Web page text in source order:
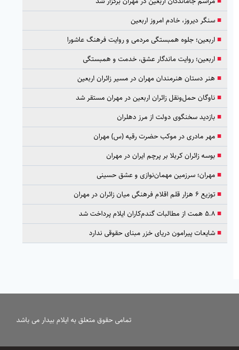
■سنگر دیروز، خادم امروز اربعین
■ اربعین؛ جلوه همبستگی مردمی و روایت فرهنگ عاشورا
■ اربعین؛ روایت ماندگار عشق، خدمت و همبستگی
■ هنر دستان هنرمندان مهران در مسیر زائران اربعین
■ناوگان حمل‌ونقل زائران اربعین در مهران مستقر شد
■بازدید سخنگوی دولت از مرز دهلران
■مهر مادری در موکب حضرت رقیه (س) مهران
■بوسه زائران کربلا بر پرچم ایران در مهران
■مهران؛ سرزمین مهمان‌نوازی و عشق حسینی
■توزیع ۶ هزار قلم اقلام فرهنگی میان زائران در مهران
■۵.۸ همت از مطالبات گندم‌کاران ایلام پرداخت شد
■شایعات پیرامون دریای خزر مبنای حقوقی ندارد
تمامی حقوق متعلق به ایلام بیدار می باشد